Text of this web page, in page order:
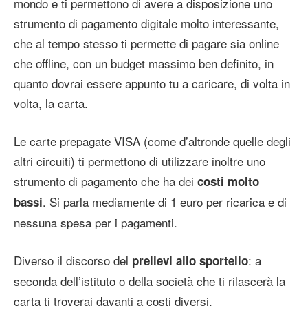
strumento di pagamento digitale molto interessante,
che al tempo stesso ti permette di pagare sia online
che offline, con un budget massimo ben definito, in
quanto dovrai essere appunto tu a caricare, di volta in
volta, la carta.
Le carte prepagate VISA (come d’altronde quelle degli
altri circuiti) ti permettono di utilizzare inoltre uno
strumento di pagamento che ha dei costi molto
bassi. Si parla mediamente di 1 euro per ricarica e di
nessuna spesa per i pagamenti.
Diverso il discorso del prelievi allo sportello: a
seconda dell’istituto o della società che ti rilascerà la
carta ti troverai davanti a costi diversi.